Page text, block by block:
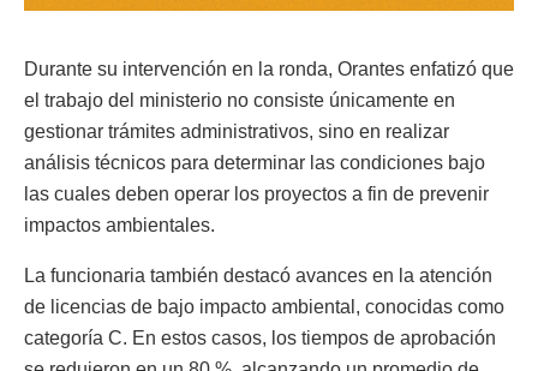
Durante su intervención en la ronda, Orantes enfatizó que
el trabajo del ministerio no consiste únicamente en
gestionar trámites administrativos, sino en realizar
análisis técnicos para determinar las condiciones bajo
las cuales deben operar los proyectos a fin de prevenir
impactos ambientales.
La funcionaria también destacó avances en la atención
de licencias de bajo impacto ambiental, conocidas como
categoría C. En estos casos, los tiempos de aprobación